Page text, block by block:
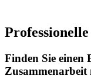
Finden Sie einen
Zusammenarbeit